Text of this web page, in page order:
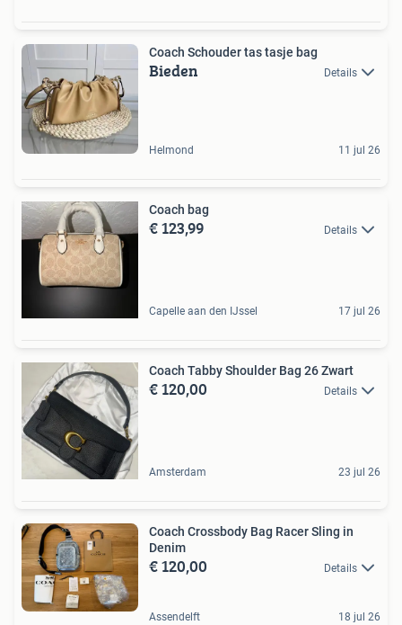
Coach Schouder tas tasje bag
Bieden Details
Helmond 11 jul 26
Coach bag
€ 123,99 Details
Capelle aan den IJssel 17 jul 26
Coach Tabby Shoulder Bag 26 Zwart
€ 120,00 Details
Amsterdam 23 jul 26
Coach Crossbody Bag Racer Sling in
Denim
€ 120,00 Details
Assendelft 18 jul 26